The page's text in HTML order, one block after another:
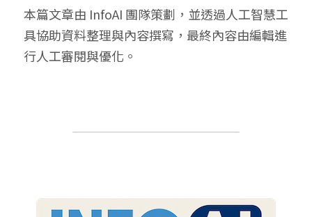
本篇文章由 InfoAI 團隊策劃，並透過人工智慧工
具協助資料整理與內容撰寫，最終內容由編輯進
行人工審閱與優化。